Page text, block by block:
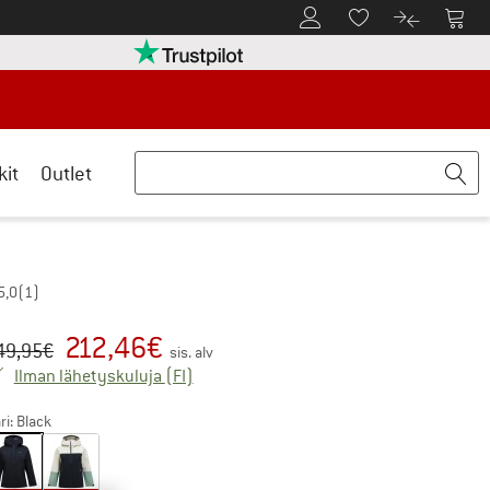
Tästä asiakastililleTästä toivelistalle.
Tästä
palautusoikeuteen täältä Avautuu tietokentässäMeillä on Trustpilot -sertifiointi - lue
Outlet
(1)
hinta :
€ 212,46€ sis. alv
Ilman lähetyskuluja (FI)
Black